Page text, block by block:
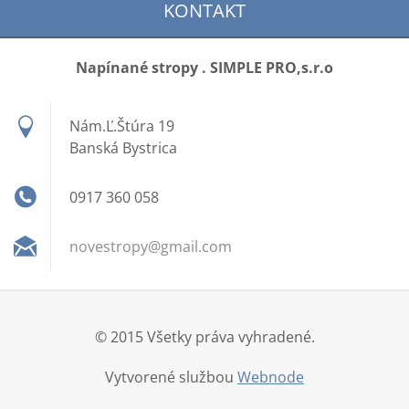
KONTAKT
Napínané stropy . SIMPLE PRO,s.r.o
Nám.Ľ.Štúra 19
Banská Bystrica
0917 360 058
novestropy@gmail.com
© 2015 Všetky práva vyhradené.
Vytvorené službou Webnode